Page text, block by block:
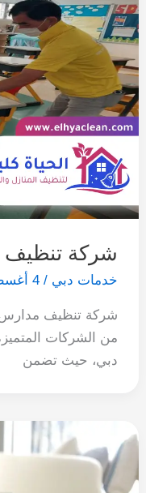
شركة
خدمات دبي /4 أغسطس، 2026
شركة تنظيف مدارس
من الشركات
دبي، حيث تضمن